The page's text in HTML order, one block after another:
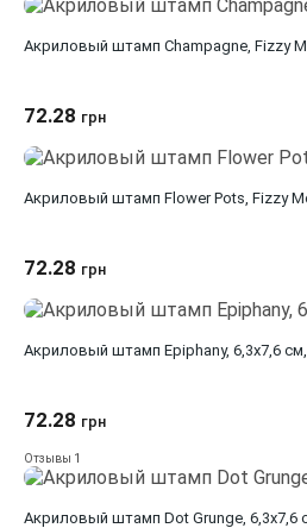
Акриловый штамп Champagne, Fizzy
72.28 грн
Акриловый штамп Flower Pots, Fizzy
72.28 грн
Акриловый штамп Epiphany, 6,3х7,6
72.28 грн
Отзывы 1
Акриловый штамп Dot Grunge, 6,3х7,6